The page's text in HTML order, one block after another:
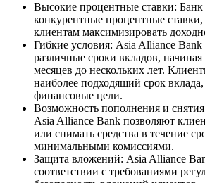
Высокие процентные ставки: Банк
конкурентные процентные
клиентам максимизировать
Гибкие условия: Asia Alliance Bank
различные сроки вкладов, начиная
месяцев до нескольких лет.
наиболее подходящий срок
финансовые цели.
Возможность пополнения и
Asia Alliance Bank позволяют
или снимать средства в течение
минимальными комиссиями.
Защита вложений: Asia Alliance
соответствии с требованиями